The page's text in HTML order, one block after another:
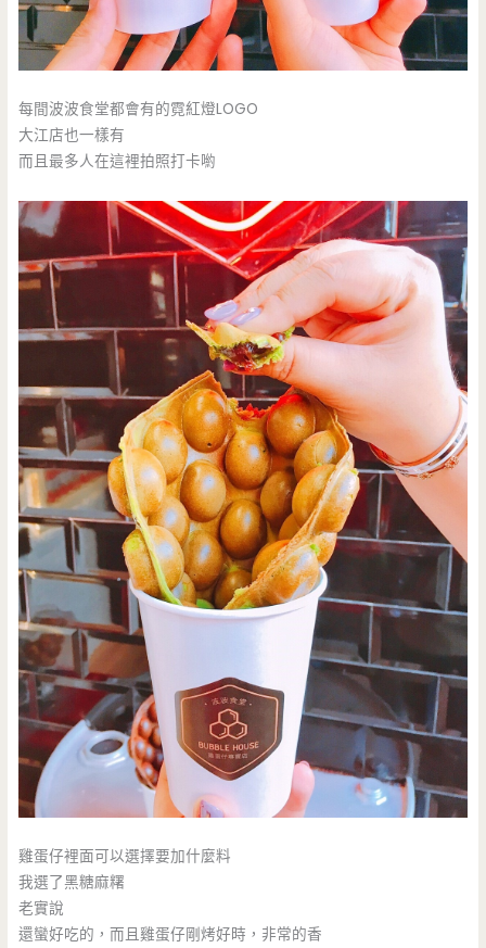
每間波波食堂都會有的霓紅燈LOGO
大江店也一樣有
而且最多人在這裡拍照打卡喲
雞蛋仔裡面可以選擇要加什麼料
我選了黑糖麻糬
老實說
還蠻好吃的，而且雞蛋仔剛烤好時，非常的香